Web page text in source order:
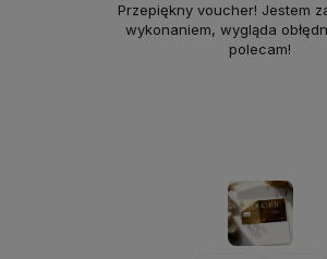
Przepiękny voucher! Jestem
wykonaniem, wygląda
polecam!